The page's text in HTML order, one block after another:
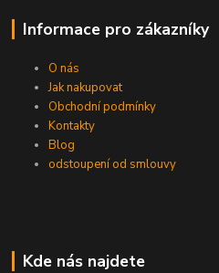
Informace pro zákazníky
O nás
Jak nakupovat
Obchodní podmínky
Kontakty
Blog
odstoupení od smlouvy
Kde nás najdete